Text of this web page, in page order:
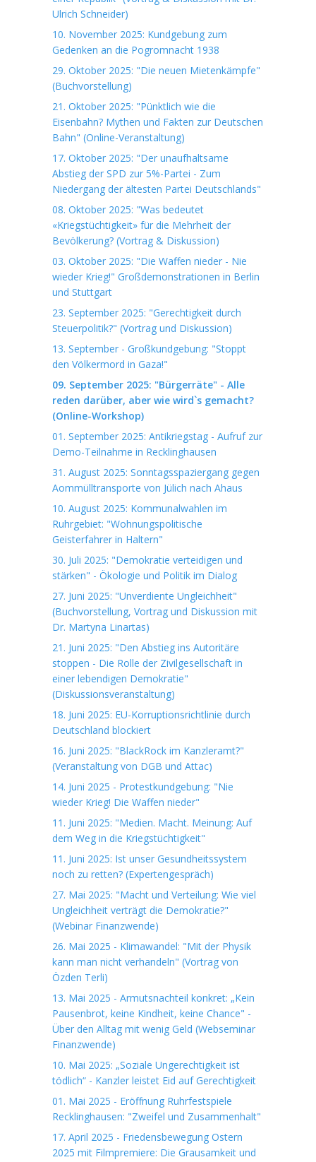
Ulrich Schneider)
10. November 2025: Kundgebung zum
Gedenken an die Pogromnacht 1938
29. Oktober 2025: "Die neuen Mietenkämpfe"
(Buchvorstellung)
21. Oktober 2025: "Pünktlich wie die
Eisenbahn? Mythen und Fakten zur Deutschen
Bahn" (Online-Veranstaltung)
17. Oktober 2025: "Der unaufhaltsame
Abstieg der SPD zur 5%-Partei - Zum
Niedergang der ältesten Partei Deutschlands"
08. Oktober 2025: "Was bedeutet
«Kriegstüchtigkeit» für die Mehrheit der
Bevölkerung? (Vortrag & Diskussion)
03. Oktober 2025: "Die Waffen nieder - Nie
wieder Krieg!" Großdemonstrationen in Berlin
und Stuttgart
23. September 2025: "Gerechtigkeit durch
Steuerpolitik?" (Vortrag und Diskussion)
13. September - Großkundgebung: "Stoppt
den Völkermord in Gaza!"
09. September 2025: "Bürgerräte" - Alle
reden darüber, aber wie wird`s gemacht?
(Online-Workshop)
01. September 2025: Antikriegstag - Aufruf zur
Demo-Teilnahme in Recklinghausen
31. August 2025: Sonntagsspaziergang gegen
Aommülltransporte von Jülich nach Ahaus
10. August 2025: Kommunalwahlen im
Ruhrgebiet: "Wohnungspolitische
Geisterfahrer in Haltern"
30. Juli 2025: "Demokratie verteidigen und
stärken" - Ökologie und Politik im Dialog
27. Juni 2025: "Unverdiente Ungleichheit"
(Buchvorstellung, Vortrag und Diskussion mit
Dr. Martyna Linartas)
21. Juni 2025: "Den Abstieg ins Autoritäre
stoppen - Die Rolle der Zivilgesellschaft in
einer lebendigen Demokratie"
(Diskussionsveranstaltung)
18. Juni 2025: EU-Korruptionsrichtlinie durch
Deutschland blockiert
16. Juni 2025: "BlackRock im Kanzleramt?"
(Veranstaltung von DGB und Attac)
14. Juni 2025 - Protestkundgebung: "Nie
wieder Krieg! Die Waffen nieder"
11. Juni 2025: "Medien. Macht. Meinung: Auf
dem Weg in die Kriegstüchtigkeit"
11. Juni 2025: Ist unser Gesundheitssystem
noch zu retten? (Expertengespräch)
27. Mai 2025: "Macht und Verteilung: Wie viel
Ungleichheit verträgt die Demokratie?"
(Webinar Finanzwende)
26. Mai 2025 - Klimawandel: "Mit der Physik
kann man nicht verhandeln" (Vortrag von
Özden Terli)
13. Mai 2025 - Armutsnachteil konkret: „Kein
Pausenbrot, keine Kindheit, keine Chance" -
Über den Alltag mit wenig Geld (Webseminar
Finanzwende)
10. Mai 2025: „Soziale Ungerechtigkeit ist
tödlich“ - Kanzler leistet Eid auf Gerechtigkeit
01. Mai 2025 - Eröffnung Ruhrfestspiele
Recklinghausen: "Zweifel und Zusammenhalt"
17. April 2025 - Friedensbewegung Ostern
2025 mit Filmpremiere: Die Grausamkeit und